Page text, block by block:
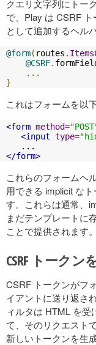
クエリ文字列にトー
で、Play は CSRF
として追加するヘル
@form( routes .
@CSRF.
...
}
これはフォームを以
<form method=
<input type=
</form>
これらのフォームヘ
用できる implicit な
す。これらは通常、
まだテンプレートに
ことで提供されます。
CSRF トーク
CSRF トークンがフ
イアントに送り返さ
ィルタは HTML を
て、そのリクエスト
新しいトークンを生